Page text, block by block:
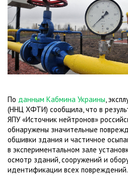
По данным Кабмина Украины,
(ННЦ ХФТИ) сообщила, что в
ЯПУ «Источник нейтронов»
обнаружены значительные
обшивки здания и частичное
в экспериментальном зале
осмотр зданий, сооружений и
идентификации всех повреждений.